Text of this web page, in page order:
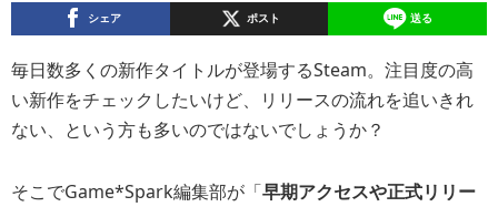
シェア ポスト 送る
毎日数多くの新作タイトルが登場するSteam。注目度の高
い新作をチェックしたいけど、リリースの流れを追いきれ
ない、という方も多いのではないでしょうか？
そこでGame*Spark編集部が「早期アクセスや正式リリー